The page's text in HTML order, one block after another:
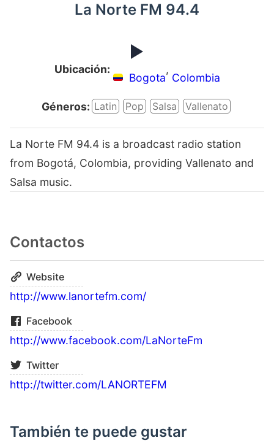
La Norte FM 94.4
Ubicación:
Bogota
,
Colombia
Géneros: Latin Pop Salsa Vallenato
La Norte FM 94.4 is a broadcast radio station
from Bogotá, Colombia, providing Vallenato and
Salsa music.
Contactos
Website
http://www.lanortefm.com/
Facebook
http://www.facebook.com/LaNorteFm
Twitter
http://twitter.com/LANORTEFM
También te puede gustar